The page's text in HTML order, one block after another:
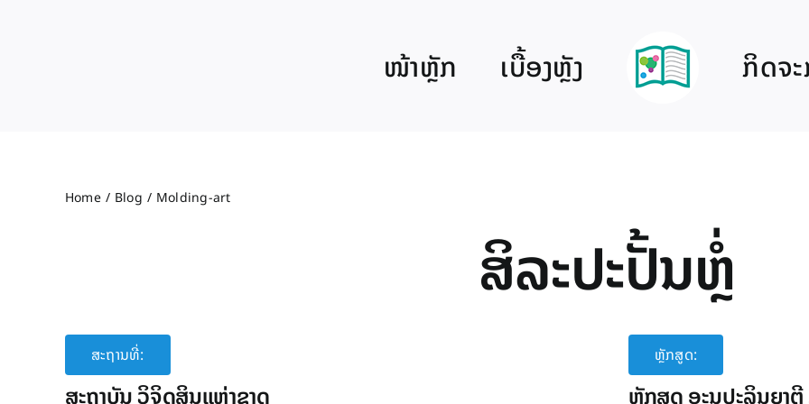
ໜ້າຫຼັກ ເບື້ອງຫຼັງ ກິດຈະ
Home Blog Molding-art
ສິລະປະປັ້ນຫຼໍ່
ສະຖານທີ່:
ສະຖາບັນ ວິຈິດສິນແຫ່ງຊາດ
ຫຼັກສູດ:
ຫຼັກສູດ ອະນຸປະລິນຍາ